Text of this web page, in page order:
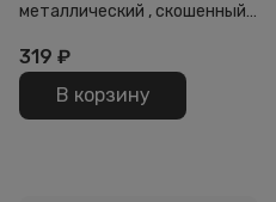
металлический , скошенный
319 ₽
В корзину